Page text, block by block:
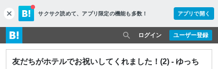
c
l
o
s
e
サクサク読めて、 アプリ限定の機能も多数！ アプリで開く
ユーザー登録
ログイン
友だちがホテルでお祝いしてくれました！(2) - ゆっち